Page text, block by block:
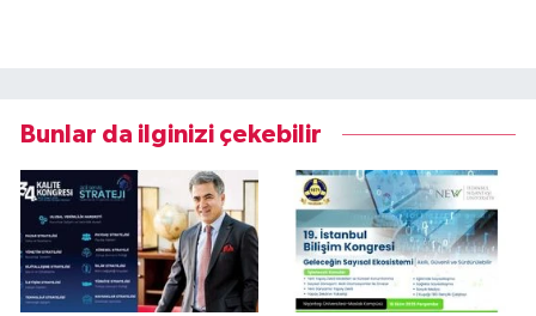
Bunlar da ilginizi çekebilir